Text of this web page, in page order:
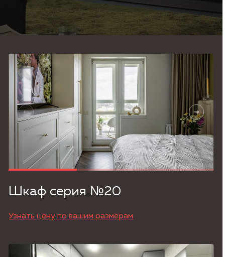
Детская мебель
Шкаф серия №20
Узнать цену по вашим размерам
Согласие на обработку
персональных данных,Политика